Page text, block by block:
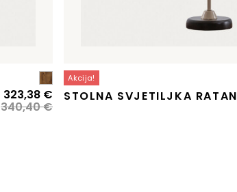
340,40€
Izvorna
cijena
323,38 €Trenutna
cijena
Akcija!
STOLNA SVJETILJKA RATAN